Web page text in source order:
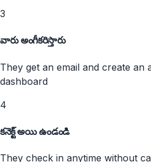
3
వారు అంగీకరిస్తారు
They get an email and create
dashboard
4
కనెక్ట్ అయి ఉండండి
They check in anytime without